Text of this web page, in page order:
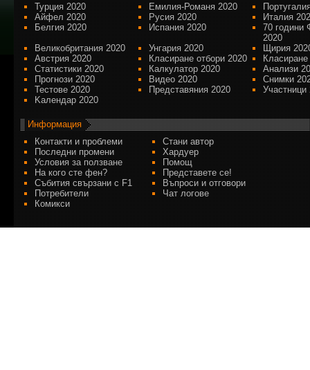
Турция 2020
Емилия-Романя 2020
Айфел 2020
Русия 2020
Италия
Белгия 2020
Испания 2020
70 години
2020
Великобритания 2020
Унгария 2020
Щирия
Австрия 2020
Класиране отбори 2020
Статистики 2020
Калкулатор 2020
Анализи
Прогнози 2020
Видео 2020
Снимки
Тестове 2020
Представяния 2020
Участници
Kалендар 2020
Информация
Контакти и проблеми
Стани автор
Последни промени
Хардуер
Условия за ползване
Помощ
На кого сте фен?
Представете се!
Събития свързани с F1
Въпроси и отговори
Потребители
Чат логове
Комикси